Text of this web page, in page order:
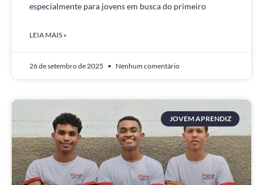
especialmente para jovens em busca do primeiro
LEIA MAIS »
26 de setembro de 2025 Nenhum comentário
JOVEM APRENDIZ